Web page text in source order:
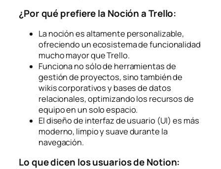
¿Por qué prefiere la Noción a Trello:
La noción es altamente personalizable,
ofreciendo un ecosistema de funcionalidad
mucho mayor que Trello.
Funciona no sólo de herramientas de
gestión de proyectos, sino también de
wikis corporativos y bases de datos
relacionales, optimizando los recursos de
equipo en un solo espacio.
El diseño de interfaz de usuario (UI) es más
moderno, limpio y suave durante la
navegación.
Lo que dicen los usuarios de Notion: